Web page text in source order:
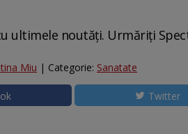
ultimele noutăți. Urmăriți
Miu | Categorie: Sanatate
Twitter